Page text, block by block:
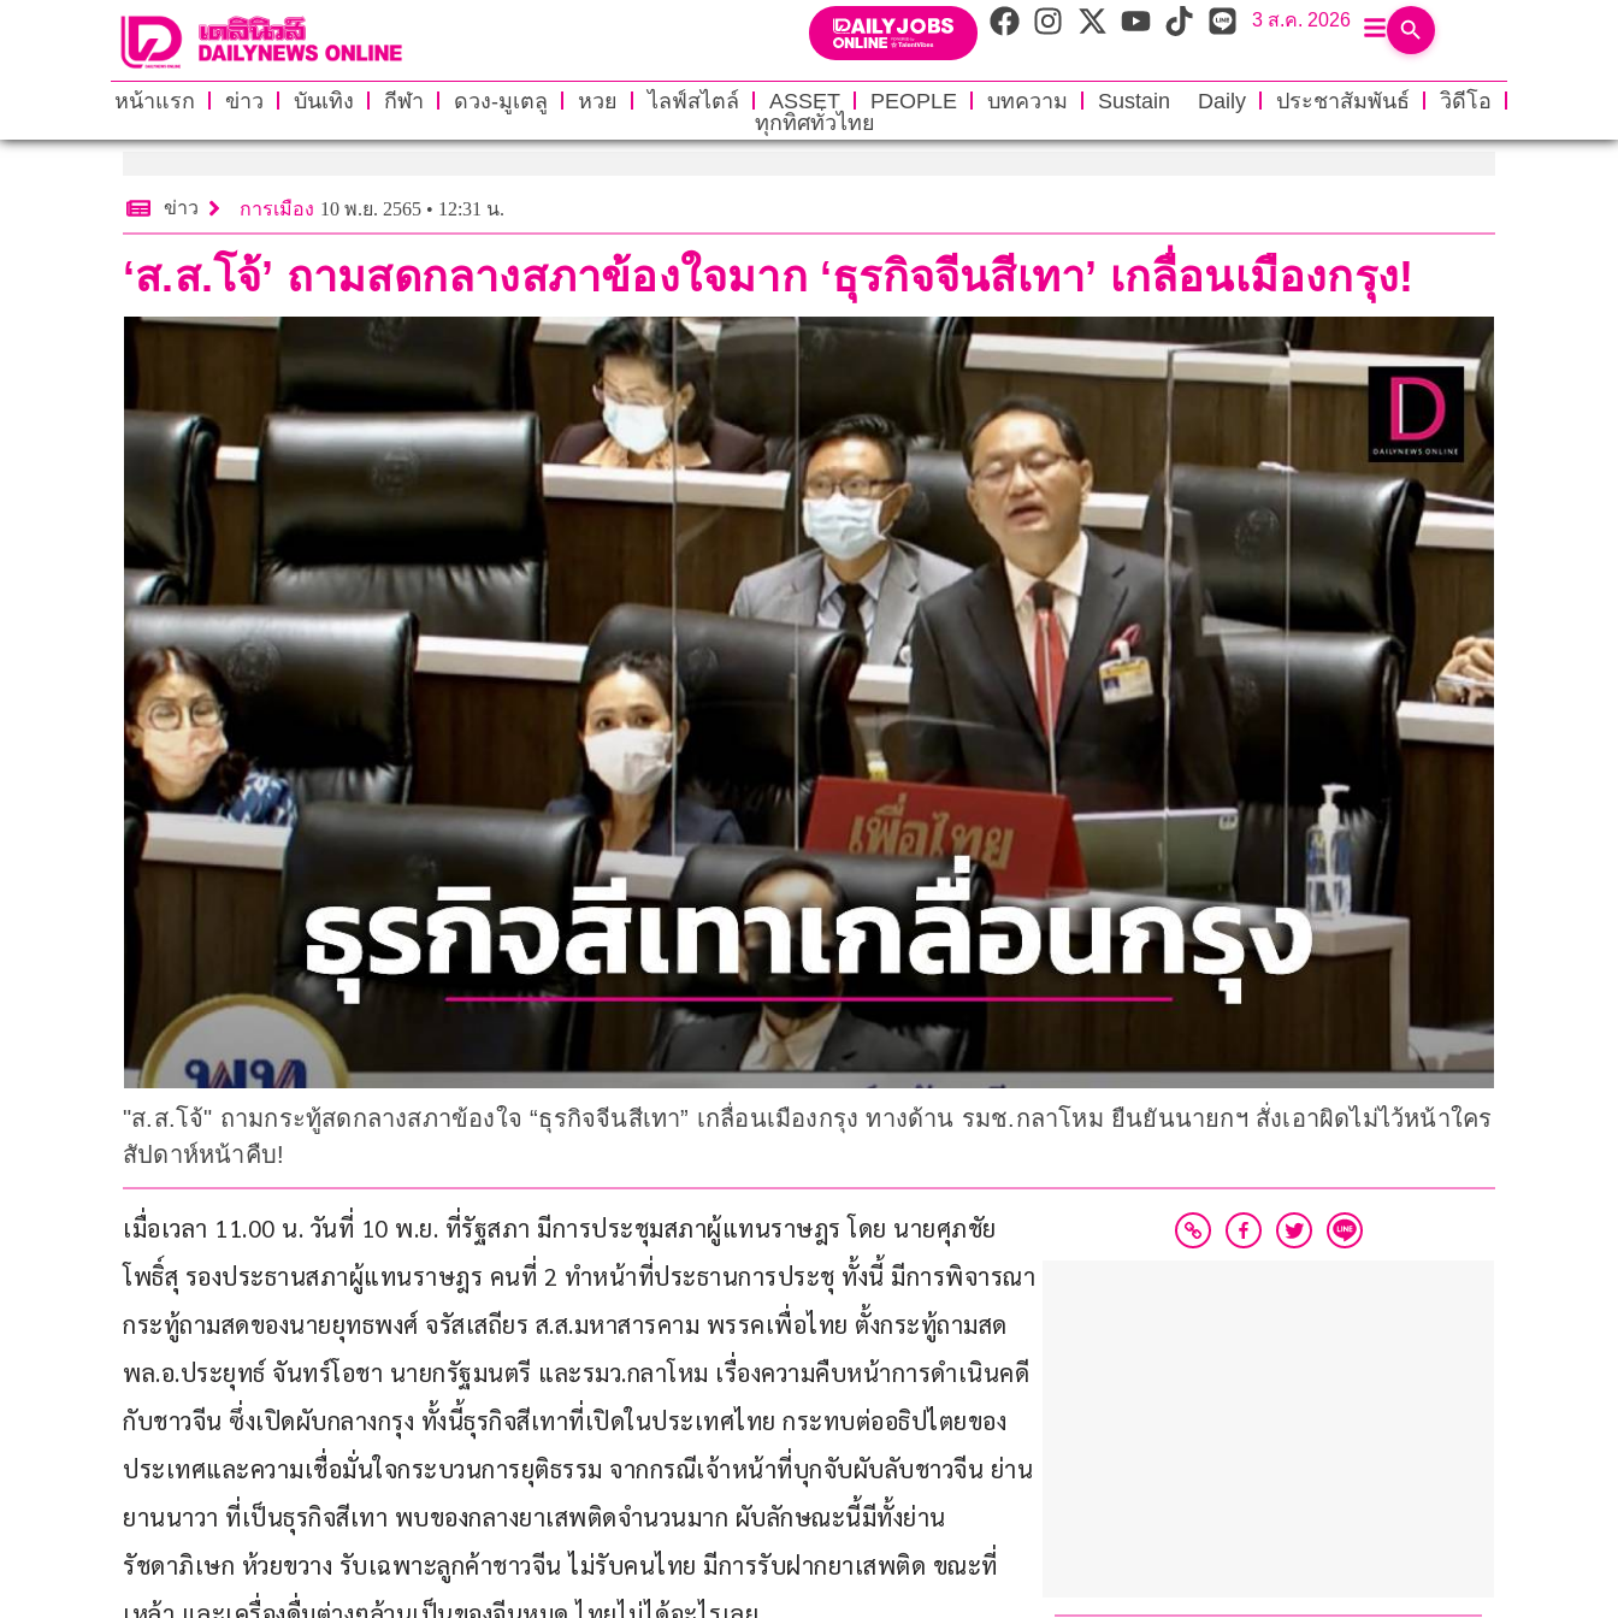
3 ส.ค. 2026
หน้าแรก ข่าว บันเทิง กีฬา ดวง-มูเตลู หวย ไลฟ์สไตล์ ASSET PEOPLE บทความ Sustain Daily ประชาสัมพันธ์
วิดีโอ
ทุกทิศทั่วไทย
ข่าว การเมือง 10 พ.ย. 2565 • 12:31 น.
‘ส.ส.โจ้’ ถามสดกลางสภาข้องใจมาก ‘ธุรกิจจีนสีเทา’ เกลื่อนเมืองกรุง!
"ส.ส.โจ้" ถามกระทู้สดกลางสภาข้องใจ “ธุรกิจจีนสีเทา” เกลื่อนเมืองกรุง ทางด้าน รมช.กลาโหม ยืนยันนายกฯ สั่งเอาผิดไม่ไว้หน้าใคร
สัปดาห์หน้าคืบ!
เมื่อเวลา 11.00 น. วันที่ 10 พ.ย. ที่รัฐสภา มีการประชุมสภาผู้แทนราษฎร โดย นายศุภชัย
โพธิ์สุ รองประธานสภาผู้แทนราษฎร คนที่ 2 ทำหน้าที่ประธานการประชุ ทั้งนี้ มีการพิจารณา
กระทู้ถามสดของนายยุทธพงศ์ จรัสเสถียร ส.ส.มหาสารคาม พรรคเพื่อไทย ตั้งกระทู้ถามสด
พล.อ.ประยุทธ์ จันทร์โอชา นายกรัฐมนตรี และรมว.กลาโหม เรื่องความคืบหน้าการดำเนินคดี
กับชาวจีน ซึ่งเปิดผับกลางกรุง ทั้งนี้ธุรกิจสีเทาที่เปิดในประเทศไทย กระทบต่ออธิปไตยของ
ประเทศและความเชื่อมั่นใจกระบวนการยุติธรรม จากกรณีเจ้าหน้าที่บุกจับผับลับชาวจีน ย่าน
ยานนาวา ที่เป็นธุรกิจสีเทา พบของกลางยาเสพติดจำนวนมาก ผับลักษณะนี้มีทั้งย่าน
รัชดาภิเษก ห้วยขวาง รับเฉพาะลูกค้าชาวจีน ไม่รับคนไทย มีการรับฝากยาเสพติด ขณะที่